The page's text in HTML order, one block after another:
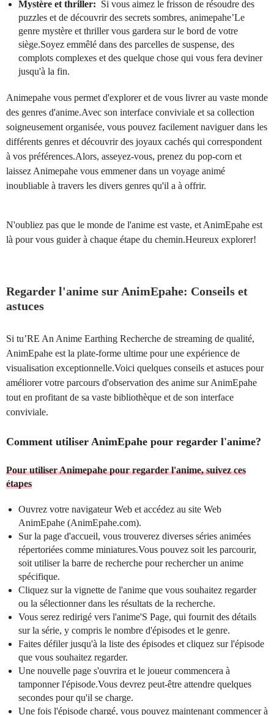
Mystère et thriller: Si vous aimez le frisson de résoudre des
puzzles et de découvrir des secrets sombres, animepahe’Le
genre mystère et thriller vous gardera sur le bord de votre
siège.Soyez emmêlé dans des parcelles de suspense, des
complots complexes et des quelque chose qui vous fera deviner
jusqu'à la fin.
Animepahe vous permet d'explorer et de vous livrer au vaste monde
des genres d'anime.Avec son interface conviviale et sa collection
soigneusement organisée, vous pouvez facilement naviguer dans les
différents genres et découvrir des joyaux cachés qui correspondent
à vos préférences.Alors, asseyez-vous, prenez du pop-corn et
laissez Animepahe vous emmener dans un voyage animé
inoubliable à travers les divers genres qu'il a à offrir.
N'oubliez pas que le monde de l'anime est vaste, et AnimEpahe est
là pour vous guider à chaque étape du chemin.Heureux explorer!
Regarder l'anime sur AnimEpahe: Conseils et
astuces
Si tu’RE An Anime Earthing Recherche de streaming de qualité,
AnimEpahe est la plate-forme ultime pour une expérience de
visualisation exceptionnelle.Voici quelques conseils et astuces pour
améliorer votre parcours d'observation des anime sur AnimEpahe
tout en profitant de sa vaste bibliothèque et de son interface
conviviale.
Comment utiliser AnimEpahe pour regarder l'anime?
Pour utiliser Animepahe pour regarder l'anime, suivez ces
étapes
Ouvrez votre navigateur Web et accédez au site Web
AnimEpahe (AnimEpahe.com).
Sur la page d'accueil, vous trouverez diverses séries animées
répertoriées comme miniatures.Vous pouvez soit les parcourir,
soit utiliser la barre de recherche pour rechercher un anime
spécifique.
Cliquez sur la vignette de l'anime que vous souhaitez regarder
ou la sélectionner dans les résultats de la recherche.
Vous serez redirigé vers l'anime'S Page, qui fournit des détails
sur la série, y compris le nombre d'épisodes et le genre.
Faites défiler jusqu'à la liste des épisodes et cliquez sur l'épisode
que vous souhaitez regarder.
Une nouvelle page s'ouvrira et le joueur commencera à
tamponner l'épisode.Vous devrez peut-être attendre quelques
secondes pour qu'il se charge.
Une fois l'épisode chargé, vous pouvez maintenant commencer à